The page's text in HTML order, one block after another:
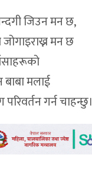
जिउन मन छ,
मन छ
मलाई
गर्न चाहन्छु।